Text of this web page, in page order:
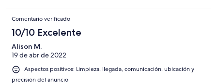
Sligo home away from home !
Comentario verificado
10/10 Excelente
Alison M.
19 de abr de 2022
Aspectos positivos: Limpieza, llegada, comunicación, ubicación y
precisión del anuncio